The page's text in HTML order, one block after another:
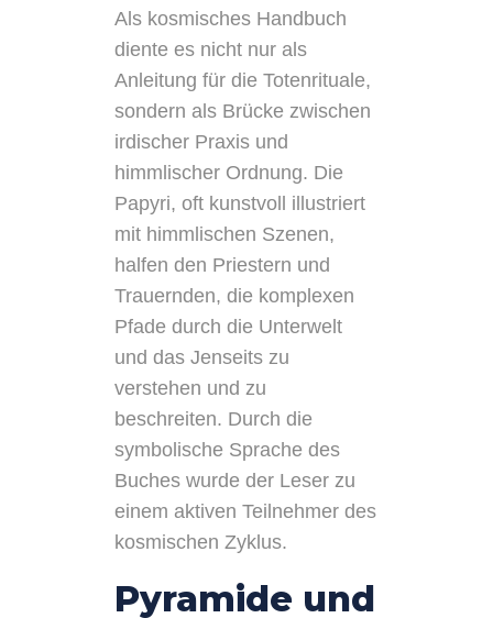
Als kosmisches Handbuch
diente es nicht nur als
Anleitung für die Totenrituale,
sondern als Brücke zwischen
irdischer Praxis und
himmlischer Ordnung. Die
Papyri, oft kunstvoll illustriert
mit himmlischen Szenen,
halfen den Priestern und
Trauernden, die komplexen
Pfade durch die Unterwelt
und das Jenseits zu
verstehen und zu
beschreiten. Durch die
symbolische Sprache des
Buches wurde der Leser zu
einem aktiven Teilnehmer des
kosmischen Zyklus.
Pyramide und